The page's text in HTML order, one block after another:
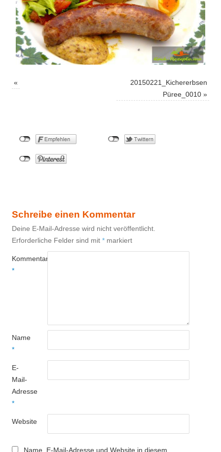
«
20150221_Kichererbsen
Püree_0010 »
Schreibe einen Kommentar
Deine E-Mail-Adresse wird nicht veröffentlicht.
Erforderliche Felder sind mit * markiert
Kommentar
*
Name
*
E-
Mail-
Adresse
*
Website
Name, E-Mail-Adresse und Website in diesem